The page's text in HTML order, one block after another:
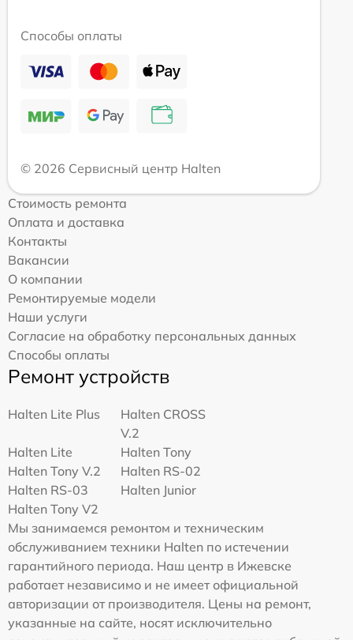
Способы оплаты
© 2026 Сервисный центр Halten
Стоимость ремонта
Оплата и доставка
Контакты
Вакансии
О компании
Ремонтируемые модели
Наши услуги
Согласие на обработку персональных данных
Способы оплаты
Ремонт устройств
Halten Lite Plus
Halten CROSS
V.2
Halten Lite
Halten Tony
Halten Tony V.2
Halten RS-02
Halten RS-03
Halten Junior
Halten Tony V2
Мы занимаемся ремонтом и техническим
обслуживанием техники Halten по истечении
гарантийного периода. Наш центр в Ижевске
работает независимо и не имеет официальной
авторизации от производителя. Цены на ремонт,
указанные на сайте, носят исключительно